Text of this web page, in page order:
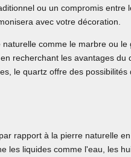
ou un compromis entre
avec votre décoration.
comme le marbre ou le
recherchant les avantages du
le quartz offre des possibilités
rapport à la pierre naturelle
les liquides comme l'eau, les